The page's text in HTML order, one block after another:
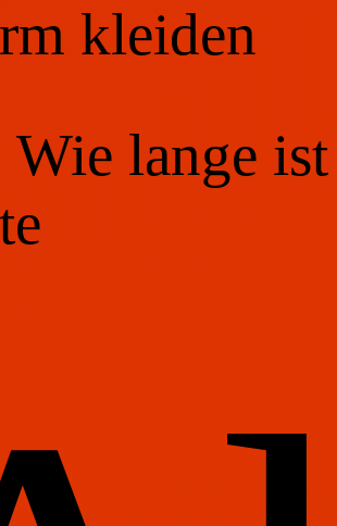
kleiden
Wie lange